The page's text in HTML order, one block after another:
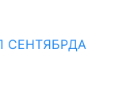
СЕНТЯБРДА